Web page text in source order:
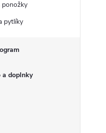
ponožky
pytlíky
a doplnky